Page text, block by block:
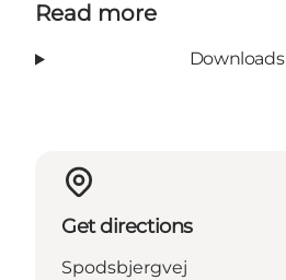
Read more
Downloads
Get directions
Spodsbjergvej